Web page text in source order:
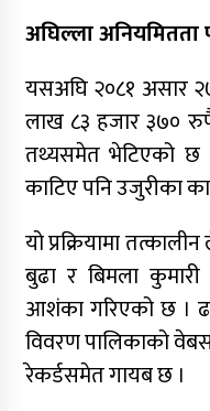
अघिल्ला अनियमितता
यसअघि २०८१ असार २७
लाख ८३ हजार ३७०
तथ्यसमेत भेटिएको
काटिए पनि उजुरीका
यो प्रक्रियामा
बुढा र बिमला
आशंका गरिएको छ ।
विवरण पालिकाको
रेकर्डसमेत गायब छ ।